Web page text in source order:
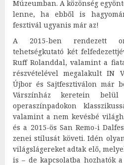
Múzeumban. A közönség
lenne, ha ebből is
fesztivál ugyanis már az!
A 2015-ben rendezett
tehetségkutató két
Ruff Rolanddal, valamint a
részvételével megalakult IN
Újbor és Sajtfesztiválon már
Várszínház keretein
operaszínpadokon
valamint a nem kevésbé
és a 2015-ös San Remo-i
zenei stílusát követi. Idén
világslágereket adtak elő,
is – de kapcsolatba hozhatók